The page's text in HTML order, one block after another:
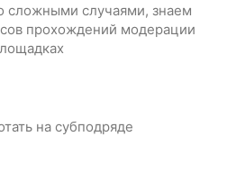
сложными случаями, знаем
прохождений модерации
на субподряде